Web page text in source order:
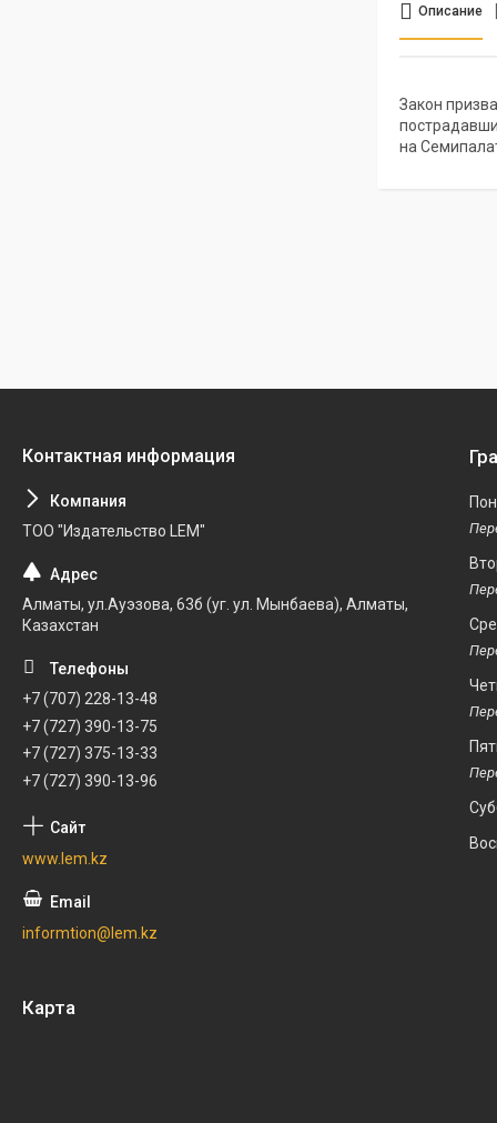
Описание
Закон
на
ТОО "Издательство LEM"
Алматы, ул.Ауэзова, 63б (уг. ул. Мынбаева), Алматы,
Казахстан
+7 (707) 228-13-48
+7 (727) 390-13-75
+7 (727) 375-13-33
+7 (727) 390-13-96
www.lem.kz
informtion@lem.kz
Карта